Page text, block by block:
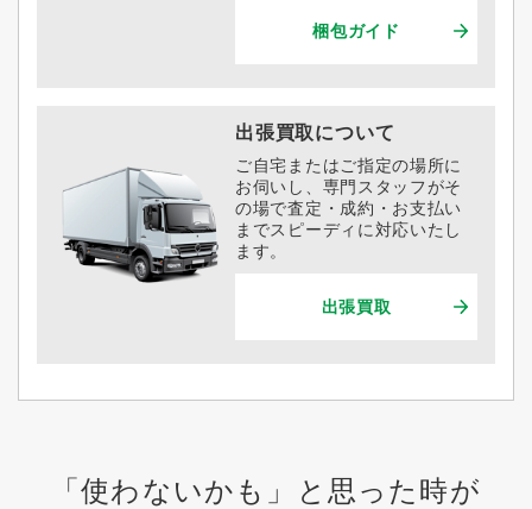
梱包ガイド
出張買取について
ご自宅またはご指定の場所に
お伺いし、専門スタッフがそ
の場で査定・成約・お支払い
までスピーディに対応いたし
ます。
出張買取
「使わないかも」と思った時が